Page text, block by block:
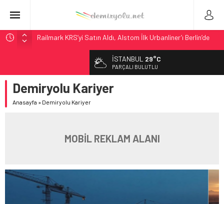
Railmark KRS’yi Satın Aldı, Alstom İlk Urbanliner’ı Berlin’de
İngiltere’de HS2 700 Metrelik Tüneli Tamamladı, Yeşil Çatı
İngiltere: Leicester Garı’na Yol Projesinden 10 Milyon Sterlin
Aktarıldı
İSTANBUL 29°C
PARÇALI BULUTLU
Demiryolu Kariyer
Anasayfa » Demiryolu Kariyer
MOBİL REKLAM ALANI